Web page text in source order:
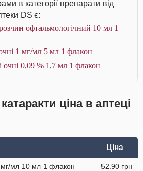
в категорії препарати від
DS є:
офтальмологічний 10 мл 1
1 мг/мл 5 мл 1 флакон
очні 0,09 % 1,7 мл 1 флакон
ціна в аптеці
Ціна
мг/мл 10 мл 1 флакон 52.90 грн